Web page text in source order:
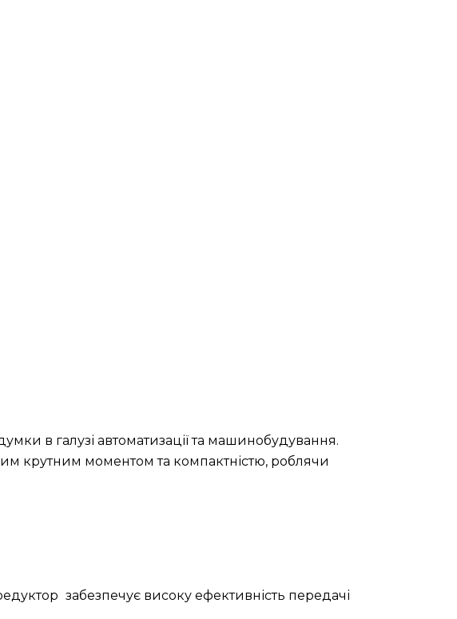
в галузі автоматизації та машинобудування.
крутним моментом та компактністю, роблячи
забезпечує високу ефективність передачі